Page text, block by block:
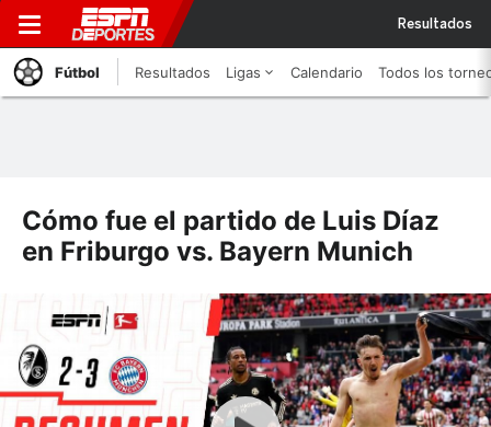
Resultados
Fútbol Resultados Ligas Calendario Todos los
Cómo fue el partido de Luis Díaz
en Friburgo vs. Bayern Munich